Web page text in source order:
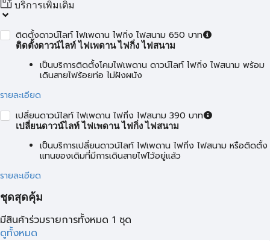
บริการเพิ่มเติม
ติดตั้งดาวน์ไลท์ ไฟเพดาน ไฟกิ่ง ไฟสนาม 650 บาท
ติดตั้งดาวน์ไลท์ ไฟเพดาน ไฟกิ่ง ไฟสนาม
เป็นบริการติดตั้งโคมไฟเพดาน ดาวน์ไลท์ ไฟกิ่ง ไฟสนาม พร้อม
เดินสายไฟร้อยท่อ ไม่ฝังผนัง
รายละเอียด
เปลี่ยนดาวน์ไลท์ ไฟเพดาน ไฟกิ่ง ไฟสนาม 390 บาท
เปลี่ยนดาวน์ไลท์ ไฟเพดาน ไฟกิ่ง ไฟสนาม
เป็นบริการเปลี่ยนดาวน์ไลท์ ไฟเพดาน ไฟกิ่ง ไฟสนาม หรือติดตั้ง
แทนของเดิมที่มีการเดินสายไฟไว้อยู่แล้ว
รายละเอียด
ชุดสุดคุ้ม
มีสินค้าร่วมรายการทั้งหมด 1 ชุด
ดูทั้งหมด